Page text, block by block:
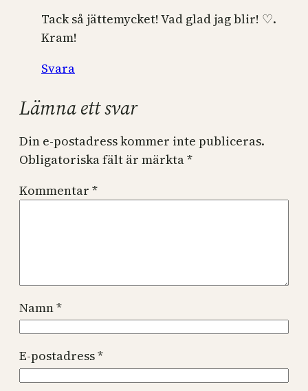
Tack så jättemycket! Vad glad jag blir! ♡.
Kram!
Svara
Lämna ett svar
Din e-postadress kommer inte publiceras.
Obligatoriska fält är märkta*
Kommentar *
Namn*
E-postadress*